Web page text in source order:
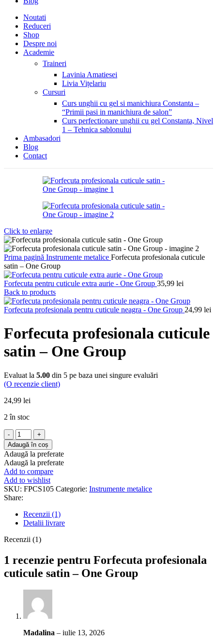
Noutati
Reduceri
Shop
Despre noi
Academie
Traineri
Lavinia Amatiesei
Livia Vițelariu
Cursuri
Curs unghii cu gel si manichiura Constanta –
“Primii pasi in manichiura de salon”
Curs perfectionare unghii cu gel Constanta, Nivel
1 – Tehnica sablonului
Ambasadori
Blog
Contact
Click to enlarge
Prima pagină Instrumente metalice Forfecuta profesionala cuticule
satin – One Group
Forfecuta pentru cuticule extra aurie - One Group 35,99 lei
Back to products
Forfecuta profesionala pentru cuticule neagra - One Group 24,99 lei
Forfecuta profesionala cuticule
satin – One Group
Evaluat la 5.00 din 5 pe baza unei singure evaluări
(O recenzie client)
24,99 lei
2 în stoc
Cantitate
Forfecuta
profesionala
cuticule
satin
-
One
Group
Adaugă în coș
Adaugă la preferate
Adaugă la preferate
Add to compare
Add to wishlist
SKU: FPCS105 Categorie: Instrumente metalice
Share:
Recenzii (1)
Detalii livrare
Recenzii (1)
1 recenzie pentru Forfecuta profesionala
cuticule satin – One Group
Madalina – iulie 13, 2026